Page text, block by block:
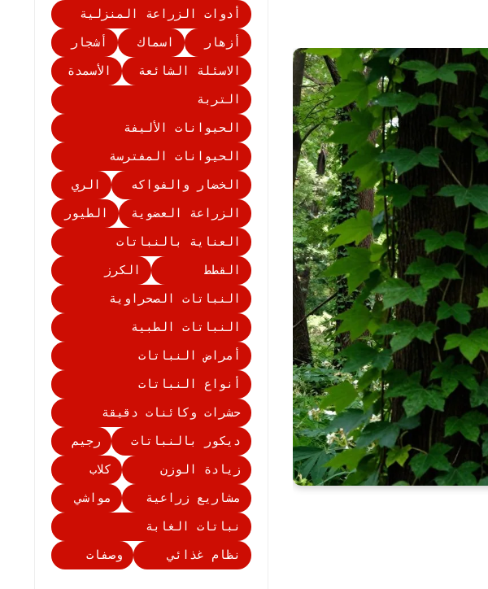
أدوات الزراعة المنزلية
أزهار
اسماك
أشجار
الاسئلة الشائعة
الأسمدة
التربة
الحيوانات الأليفة
الحيوانات المفترسة
الخضار والفواكه
الري
الزراعة العضوية
الطيور
العناية بالنباتات
القطط
الكرز
النباتات الصحراوية
النباتات الطبية
أمراض النباتات
أنواع النباتات
حشرات وكائنات دقيقة
ديكور بالنباتات
رجيم
زيادة الوزن
كلاب
مشاريع زراعية
مواشي
نباتات الغابة
نظام غذائي
وصفات